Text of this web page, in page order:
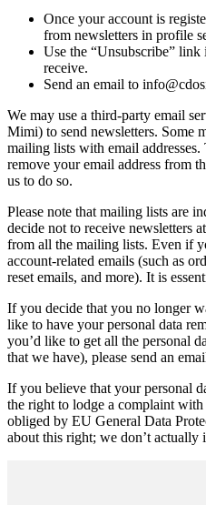
Once your account is
from newsletters in profile
Use the “Unsubscribe”
receive.
Send an email to
We may use a third-party email
Mimi) to send newsletters. Some
mailing lists with email
remove your email address from
us to do so.
Please note that mailing lists are
decide not to receive newsletters
from all the mailing lists. Even if
account-related emails (such as
reset emails, and more). It is
If you decide that you no longer
like to have your personal data
you’d like to get all the personal
that we have), please send an
If you believe that your personal
the right to lodge a complaint
obliged by EU General Data
about this right; we don’t actually